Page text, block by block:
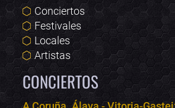
Conciertos
Festivales
Locales
Artistas
CONCIERTOS